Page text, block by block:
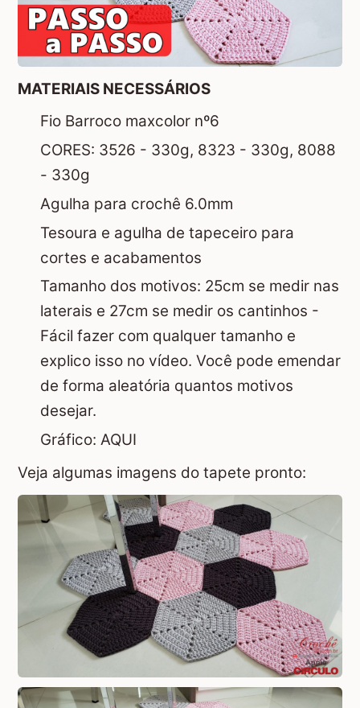
MATERIAIS NECESSÁRIOS
Fio Barroco maxcolor nº6
CORES: 3526 - 330g, 8323 - 330g, 8088
- 330g
Agulha para crochê 6.0mm
Tesoura e agulha de tapeceiro para
cortes e acabamentos
Tamanho dos motivos: 25cm se medir nas
laterais e 27cm se medir os cantinhos -
Fácil fazer com qualquer tamanho e
explico isso no vídeo. Você pode emendar
de forma aleatória quantos motivos
desejar.
Gráfico:AQUI
Veja algumas imagens do tapete pronto: